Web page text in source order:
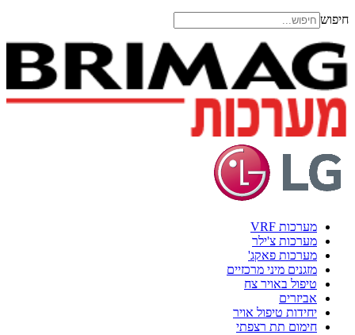
חיפוש
מערכות VRF
מערכות צ'ילר
מערכות פאקג'
מזגנים מיני מרכזיים
טיפול באויר צח
אביזרים
יחידות טיפול אויר
חימום תת רצפתי